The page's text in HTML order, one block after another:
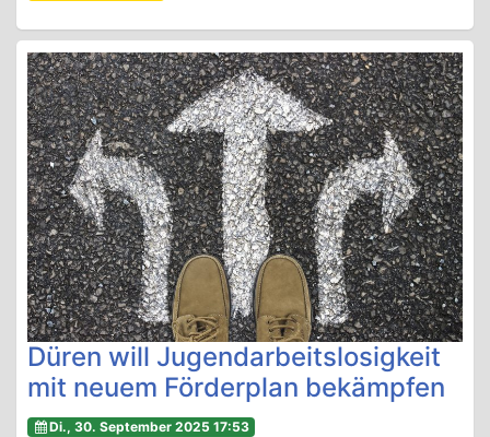
Düren will Jugendarbeitslosigkeit
mit neuem Förderplan bekämpfen
Di., 30. September 2025 17:53